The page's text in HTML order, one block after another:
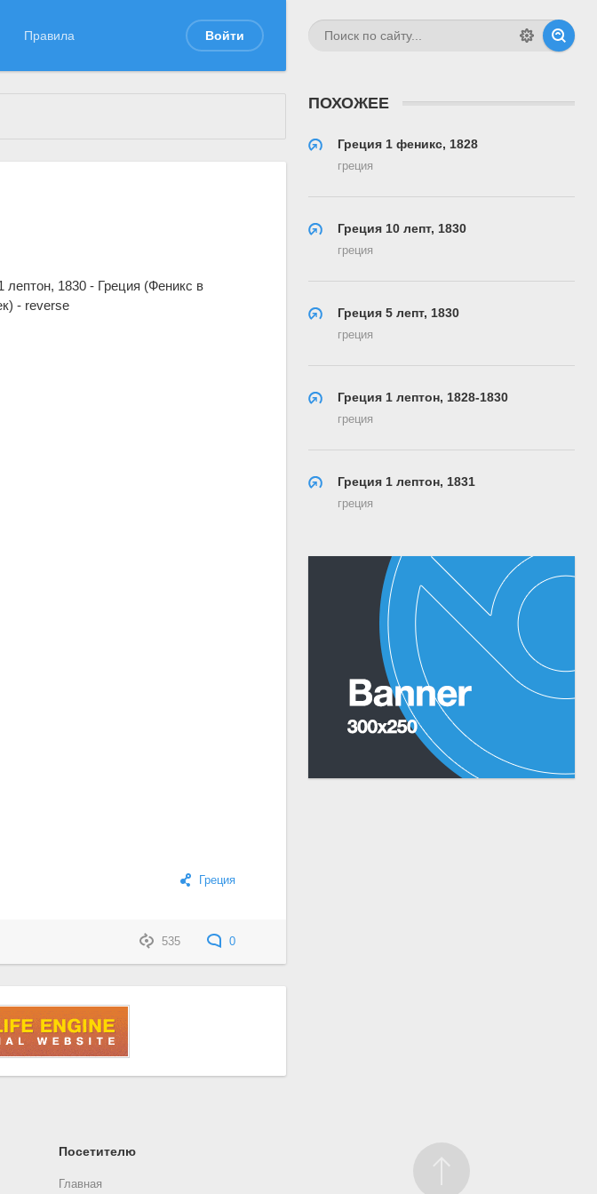
Правила Войти
Греция
535 0
ПОХОЖЕЕ
Греция 1 феникс, 1828
греция
Греция 10 лепт, 1830
греция
Греция 5 лепт, 1830
греция
Греция 1 лептон, 1828-1830
греция
Греция 1 лептон, 1831
греция
Посетителю
Главная